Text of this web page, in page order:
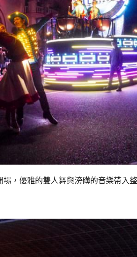
場，優雅的雙人舞與滂礡的音樂帶入